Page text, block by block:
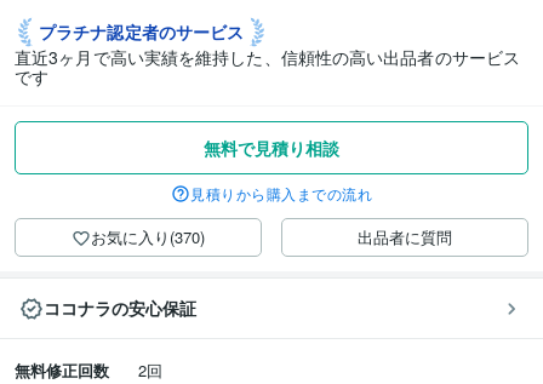
プラチナ認定者のサービス
直近3ヶ月で高い実績を維持した、信頼性の高い出品者のサービス
です
無料で見積り相談
見積りから購入までの流れ
お気に入り(370) 出品者に質問
ココナラの安心保証
無料修正回数
2回